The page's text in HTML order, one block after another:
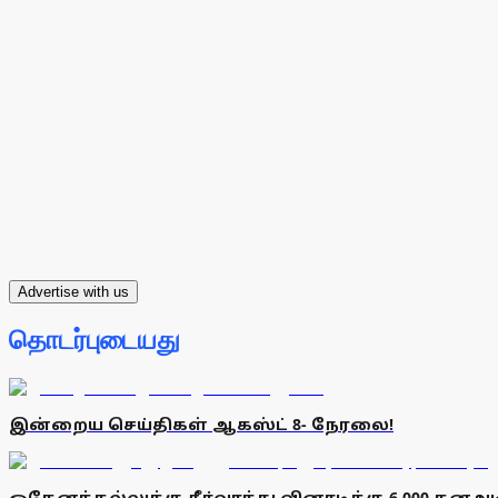
Advertise with us
தொடர்புடையது
இன்றைய செய்திகள் ஆகஸ்ட் 8- நேரலை!